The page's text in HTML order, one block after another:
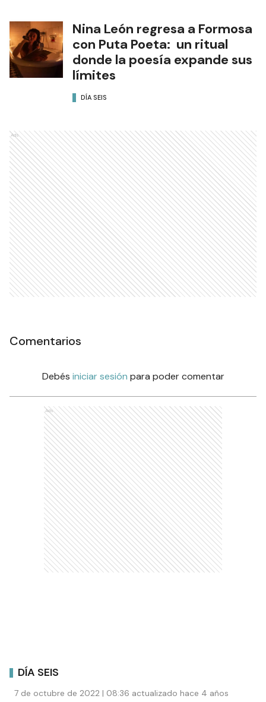
Nina León regresa a Formosa
con Puta Poeta: un ritual
donde la poesía expande sus
límites
DÍA SEIS
Ads
Comentarios
Debés iniciar sesión para poder comentar
Ads
DÍA SEIS
7 de octubre de 2022 | 08:36 actualizado hace 4 años